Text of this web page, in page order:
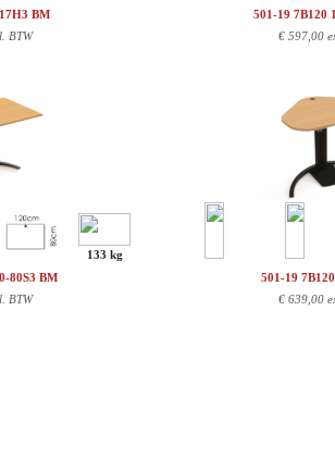
BM
BTW
501-19 7B120
€ 597,00
133 kg
80S3 BM
BTW
501-19
€ 639,00